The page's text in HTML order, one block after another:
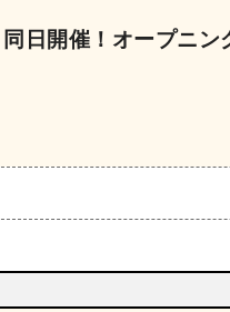
日開催！オープニン